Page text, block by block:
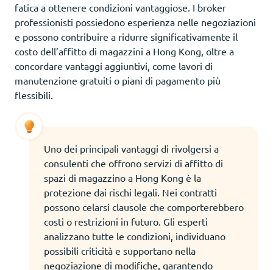
fatica a ottenere condizioni vantaggiose. I broker
professionisti possiedono esperienza nelle negoziazioni
e possono contribuire a ridurre significativamente il
costo dell’affitto di magazzini a Hong Kong, oltre a
concordare vantaggi aggiuntivi, come lavori di
manutenzione gratuiti o piani di pagamento più
flessibili.
Uno dei principali vantaggi di rivolgersi a
consulenti che offrono servizi di affitto di
spazi di magazzino a Hong Kong è la
protezione dai rischi legali. Nei contratti
possono celarsi clausole che comporterebbero
costi o restrizioni in futuro. Gli esperti
analizzano tutte le condizioni, individuano
possibili criticità e supportano nella
negoziazione di modifiche, garantendo